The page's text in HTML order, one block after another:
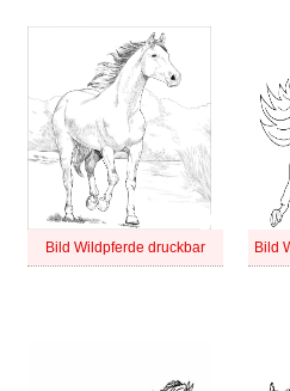
Bild Wildpferde druckbar